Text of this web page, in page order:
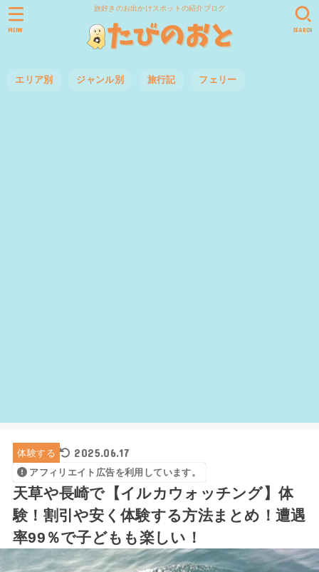
旅好きのお出かけスポットの紹介ブログ
エリア別 ジャンル別 旅行記 フェリー
SEARCH
MENU
体験する 2025.06.17
アフィリエイト広告を利用しています。
天草や長崎で【イルカウォッチング】体
験！割引や安く体験する方法まとめ！遭遇
率99％で子どもも楽しい！